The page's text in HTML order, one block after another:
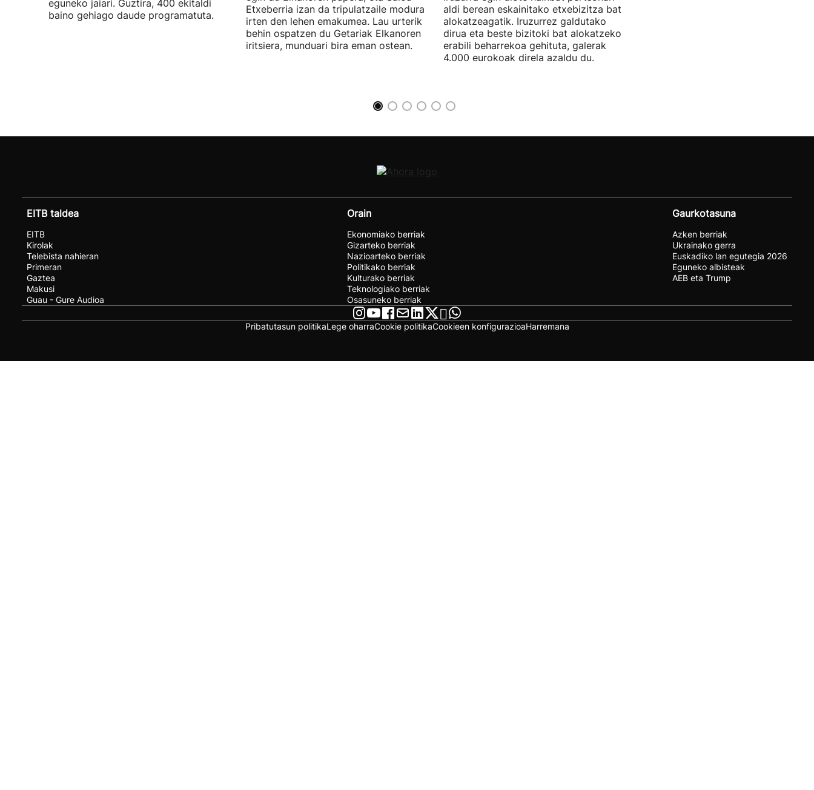
eguneko jaiari. Guztira, 400 ekitaldi
baino gehiago daude programatuta.
Etxeberria izan da tripulatzaile modura
irten den lehen emakumea. Lau urterik
behin ospatzen du Getariak Elkanoren
iritsiera, munduari bira eman ostean.
aldi berean eskainitako etxebizitza bat
alokatzeagatik. Iruzurrez galdutako
dirua eta beste bizitoki bat alokatzeko
erabili beharrekoa gehituta, galerak
4.000 eurokoak direla azaldu du.
EITB taldea
EITB
Kirolak
Telebista nahieran
Primeran
Gaztea
Makusi
Guau - Gure Audioa
Orain
Ekonomiako berriak
Gizarteko berriak
Nazioarteko berriak
Politikako berriak
Kulturako berriak
Teknologiako berriak
Osasuneko berriak
Gaurkotasuna
Azken berriak
Ukrainako gerra
Euskadiko lan egutegia 2026
Eguneko albisteak
AEB eta Trump
Pribatutasun politikaLege oharraCookie politikaCookieen konfigurazioaHarremana